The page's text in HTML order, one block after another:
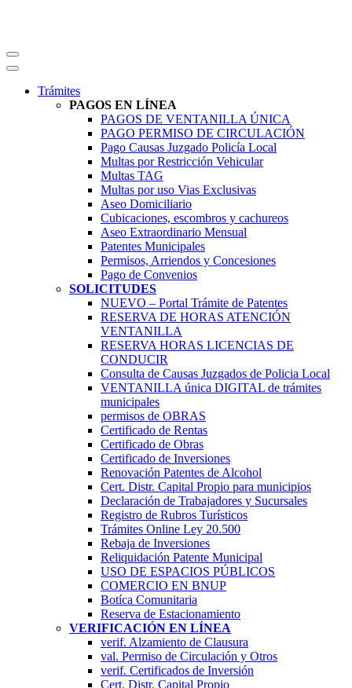
Trámites
PAGOS EN LÍNEA
PAGOS DE VENTANILLA ÚNICA
PAGO PERMISO DE CIRCULACIÓN
Pago Causas Juzgado Policía Local
Multas por Restricción Vehicular
Multas TAG
Multas por uso Vias Exclusivas
Aseo Domiciliario
Cubicaciones, escombros y cachureos
Aseo Extraordinario Mensual
Patentes Municipales
Permisos, Arriendos y Concesiones
Pago de Convenios
SOLICITUDES
NUEVO – Portal Trámite de Patentes
RESERVA DE HORAS ATENCIÓN
VENTANILLA
RESERVA HORAS LICENCIAS DE
CONDUCIR
Consulta de Causas Juzgados de Policia Local
VENTANILLA única DIGITAL de trámites
municipales
permisos de OBRAS
Certificado de Rentas
Certificado de Obras
Certificado de Inversiones
Renovación Patentes de Alcohol
Cert. Distr. Capital Propio para municipios
Declaración de Trabajadores y Sucursales
Registro de Rubros Turí­sticos
Trámites Online Ley 20.500
Rebaja de Inversiones
Reliquidación Patente Municipal
USO DE ESPACIOS PÚBLICOS
COMERCIO EN BNUP
Botíca Comunitaria
Reserva de Estacionamiento
VERIFICACIÓN EN LÍNEA
verif. Alzamiento de Clausura
val. Permiso de Circulación y Otros
verif. Certificados de Inversión
Cert. Distr. Capital Propio